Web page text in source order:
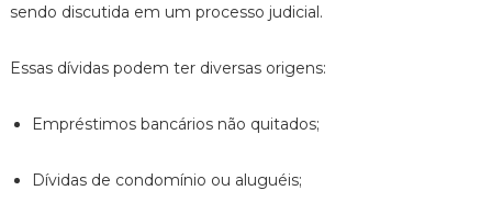
n
o
i
,
sendo discutida em um processo judicial.
Essas dívidas podem ter diversas origens:
Empréstimos bancários não quitados;
Dívidas de condomínio ou aluguéis;